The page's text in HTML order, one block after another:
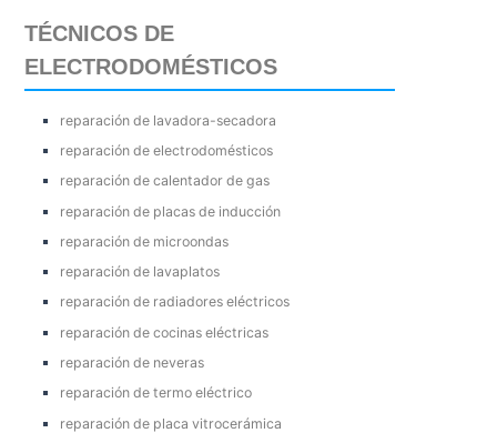
TÉCNICOS DE
ELECTRODOMÉSTICOS
reparación de lavadora-secadora
reparación de electrodomésticos
reparación de calentador de gas
reparación de placas de inducción
reparación de microondas
reparación de lavaplatos
reparación de radiadores eléctricos
reparación de cocinas eléctricas
reparación de neveras
reparación de termo eléctrico
reparación de placa vitrocerámica